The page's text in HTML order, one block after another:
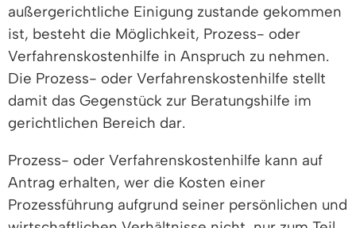
außergerichtliche Einigung zustande gekommen
ist, besteht die Möglichkeit, Prozess- oder
Verfahrenskostenhilfe in Anspruch zu nehmen.
Die Prozess- oder Verfahrenskostenhilfe stellt
damit das Gegenstück zur Beratungshilfe im
gerichtlichen Bereich dar.
Prozess- oder Verfahrenskostenhilfe kann auf
Antrag erhalten, wer die Kosten einer
Prozessführung aufgrund seiner persönlichen und